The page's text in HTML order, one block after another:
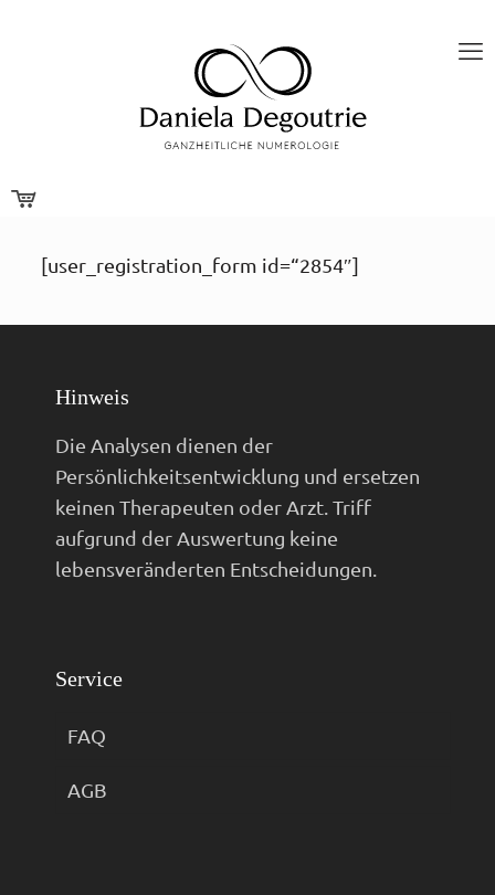
[user_registration_form id=“2854″]
Hinweis
Die Analysen dienen der
Persönlichkeitsentwicklung und ersetzen
keinen Therapeuten oder Arzt. Triff
aufgrund der Auswertung keine
lebensveränderten Entscheidungen.
Service
FAQ
AGB